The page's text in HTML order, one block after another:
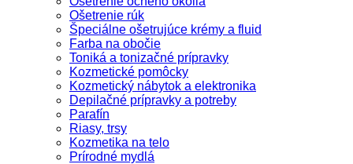
Ošetrenie rúk
Špeciálne ošetrujúce krémy a fluid
Farba na obočie
Toniká a tonizačné prípravky
Kozmetické pomôcky
Kozmetický nábytok a elektronika
Depilačné prípravky a potreby
Parafín
Riasy, trsy
Kozmetika na telo
Prírodné mydlá